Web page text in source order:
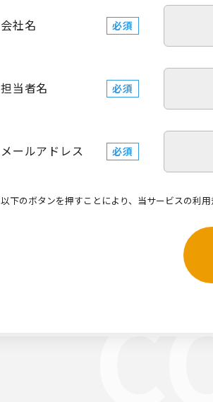
会社名 必須
担当者名 必須
メールアドレス 必須
以下のボタンを押すことにより、当サービスの利